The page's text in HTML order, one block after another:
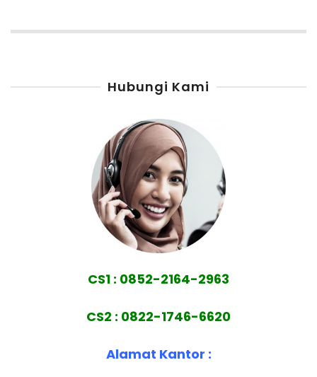
Hubungi Kami
CS1 : 0852-2164-2963
CS2 : 0822-1746-6620
Alamat Kantor :